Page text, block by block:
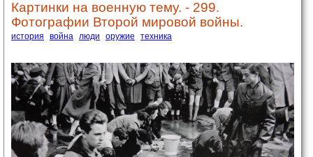
Картинки на военную тему. - 299.
Фотографии Второй мировой войны.
история война люди оружие техника